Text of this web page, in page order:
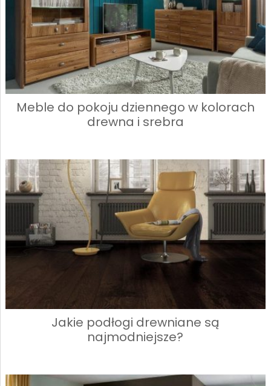
Meble do pokoju dziennego w kolorach
drewna i srebra
Jakie podłogi drewniane są
najmodniejsze?